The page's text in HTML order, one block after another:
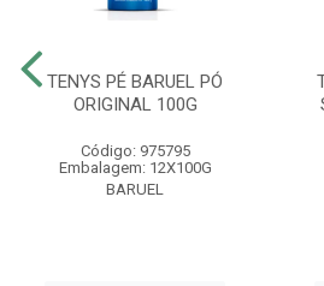
TENYS PÉ BARUEL PÓ
ORIGINAL 100G
Código: 975795
Embalagem: 12X100G
BARUEL